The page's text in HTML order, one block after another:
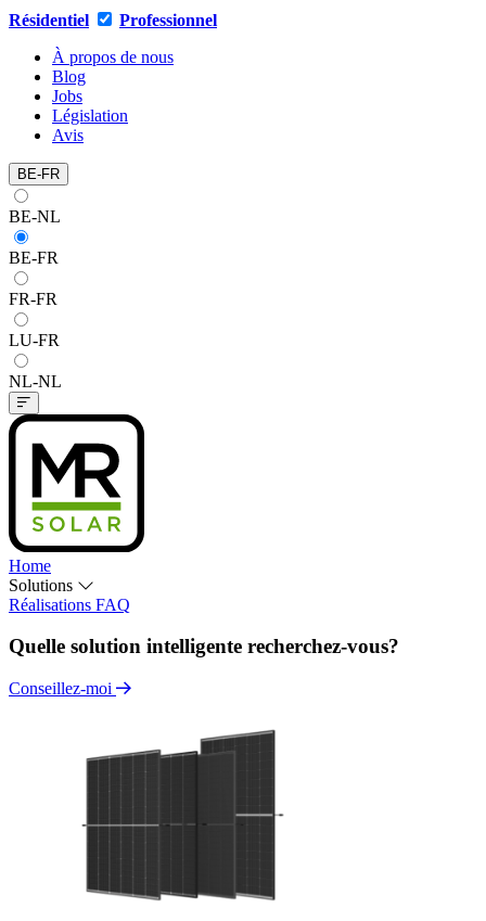
Résidentiel
Professionnel
À propos de nous
Blog
Jobs
Législation
Avis
BE-FR
BE-NL
BE-FR
FR-FR
LU-FR
NL-NL
Home
Solutions
Réalisations FAQ
Quelle solution intelligente recherchez-vous?
Conseillez-moi